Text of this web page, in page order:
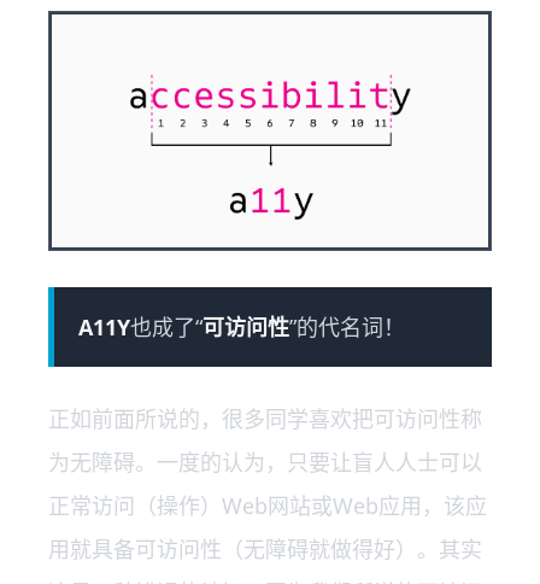
A11Y也成了“可访问性”的代名词！
正如前面所说的，很多同学喜欢把可访问性称
为无障碍。一度的认为，只要让盲人人士可以
正常访问（操作）Web网站或Web应用，该应
用就具备可访问性（无障碍就做得好）。其实